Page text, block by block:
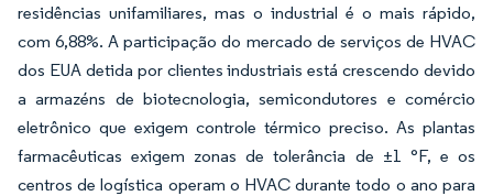
residências unifamiliares, mas o industrial é o mais rápido,
com 6,88%. A participação do mercado de serviços de HVAC
dos EUA detida por clientes industriais está crescendo devido
a armazéns de biotecnologia, semicondutores e comércio
eletrônico que exigem controle térmico preciso. As plantas
farmacêuticas exigem zonas de tolerância de ±1 °F, e os
centros de logística operam o HVAC durante todo o ano para